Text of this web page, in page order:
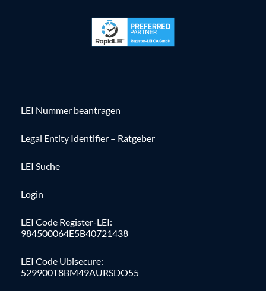
LEI Nummer beantragen
Legal Entity Identifier – Ratgeber
LEI Suche
Login
LEI Code Register-LEI:
984500064E5B40721438
LEI Code Ubisecure:
529900T8BM49AURSDO55